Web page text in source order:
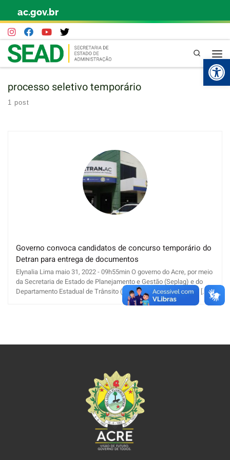
Skip to content
ac.gov.br
Pesquisa
processo seletivo temporário
1 post
Governo convoca candidatos de concurso temporário do
Detran para entrega de documentos
Elynalia Lima maio 31, 2022 - 09h55min O governo do Acre, por meio
da Secretaria de Estado de Planejamento e Gestão (Seplag) e do
Departamento Estadual de Trânsito (Detran), publicou no Diário [...]